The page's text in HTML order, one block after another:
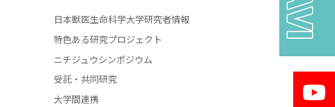
日本獣医生命科学大学研究者情報
特色ある研究プロジェクト
ニチジュウシンポジウム
受託・共同研究
大学間連携